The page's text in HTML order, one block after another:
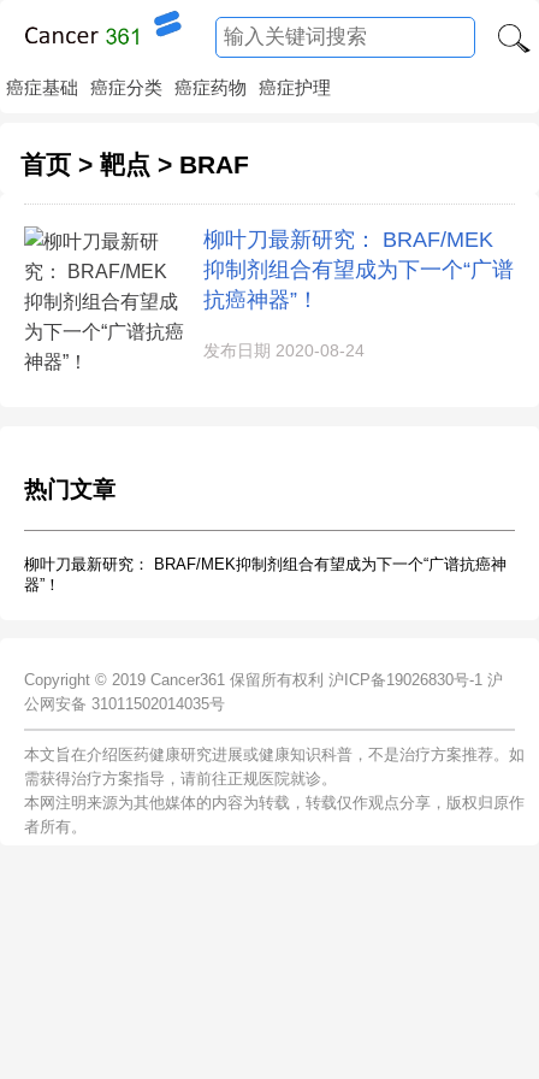
癌症基础 癌症分类 癌症药物 癌症护理
首页 > 靶点 > BRAF
柳叶刀最新研究： BRAF/MEK
抑制剂组合有望成为下一个“广谱
抗癌神器”！
发布日期 2020-08-24
热门文章
柳叶刀最新研究： BRAF/MEK抑制剂组合有望成为下一个“广谱抗癌神
器”！
Copyright © 2019 Cancer361 保留所有权利 沪ICP备19026830号-1 沪
公网安备 31011502014035号
本文旨在介绍医药健康研究进展或健康知识科普，不是治疗方案推荐。如
需获得治疗方案指导，请前往正规医院就诊。
本网注明来源为其他媒体的内容为转载，转载仅作观点分享，版权归原作
者所有。